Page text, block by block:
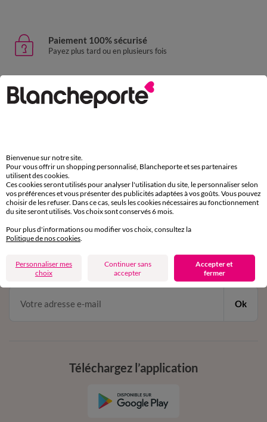
Paiement 100% sécurisé
Payez plus tard ou en plusieurs fois
domicile, relais, consignes automatiques
Service clients
par chat et par téléphone
de 8h00 à 20h00 du lundi au samedi
11€ Offerts
en vous inscrivant à la newsletter
dès 20€ d’achat
conditions dans votre email de confirmation
Ok
Téléchargez l’application
Bienvenue sur notre site.
Pour vous offrir un shopping personnalisé, Blancheporte et ses partenaires
utilisent des cookies.
Ces cookies seront utilisés pour analyser l'utilisation du site, le personnaliser selon
vos préférences et vous présenter des publicités adaptées à vos goûts. Vous pouvez
choisir de les refuser. Dans ce cas, seuls les cookies nécessaires au fonctionnement
du site seront utilisés. Vos choix sont conservés 6 mois.
Pour plus d'informations ou modifier vos choix, consultez la
Politique de nos cookies.
Personnaliser mes
choix
Continuer sans
accepter
Accepter et
fermer